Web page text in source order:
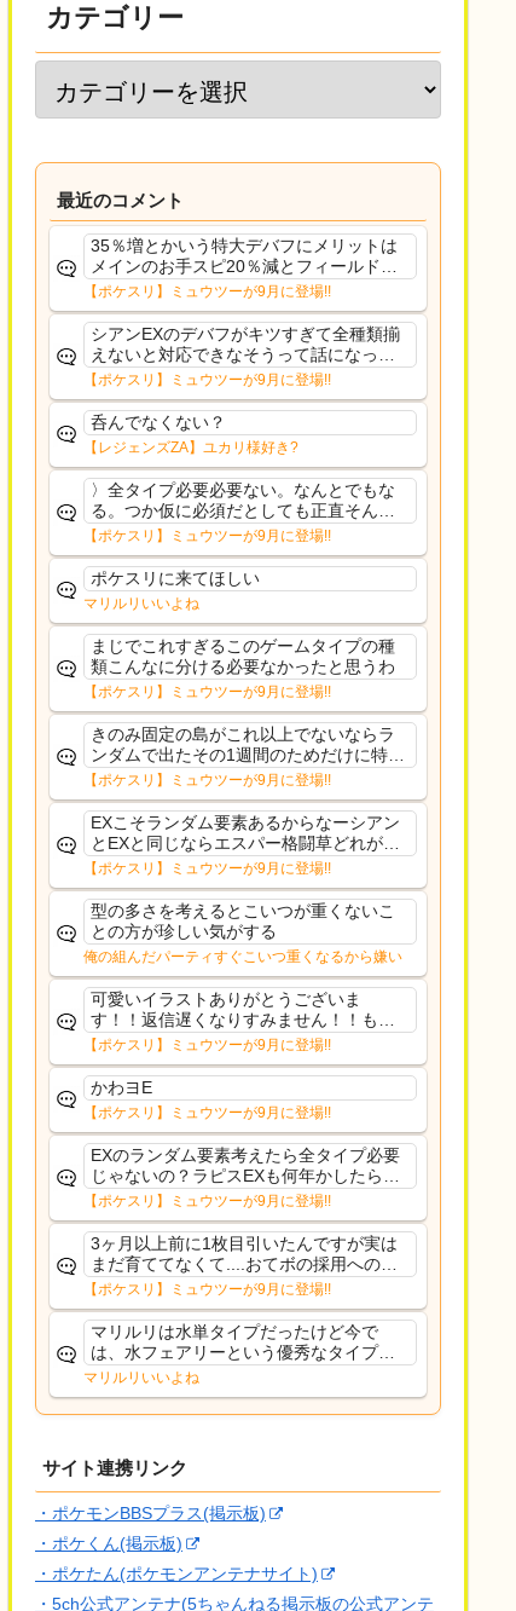
カテゴリー
最近のコメント
35％増とかいう特大デバフにメリットは
メインのお手スピ20％減とフィールド効
果のみフェアリーノーマルとか引いたら
まともに料理も作れないし終わり控えめ
に言ってカス
【ポケスリ】ミュウツーが9月に登場!!
シアンEXのデバフがキツすぎて全種類揃
えないと対応できなそうって話になって
るわ
【ポケスリ】ミュウツーが9月に登場!!
呑んでなくない？
【レジェンズZA】ユカリ様好き?
〉全タイプ必要必要ない。なんとでもな
る。つか仮に必須だとしても正直そんな
もんに付き合う気は無い。運営は時間の
リソースを甘く見すぎなのよ。ポケスリ
やったことないやろうなと思ってる。〉
ラピスEX最短二年後...
【ポケスリ】ミュウツーが9月に登場!!
ポケスリに来てほしい
マリルリいいよね
まじでこれすぎるこのゲームタイプの種
類こんなに分ける必要なかったと思うわ
【ポケスリ】ミュウツーが9月に登場!!
きのみ固定の島がこれ以上でないならラ
ンダムで出たその1週間のためだけに特定
のタイプにリソース割くのなんだかむな
しい気がするわ出番がないってわけじゃ
ないから無駄ではないんだけど
【ポケスリ】ミュウツーが9月に登場!!
EXこそランダム要素あるからなーシアン
とEXと同じならエスパー格闘草どれが事
前に来るか分からんから、積む必要があ
るミュウツーは使いにくくね？って思っ
た
【ポケスリ】ミュウツーが9月に登場!!
型の多さを考えるとこいつが重くないこ
との方が珍しい気がする
俺の組んだパーティすぐこいつ重くなるから嫌い
可愛いイラストありがとうございま
す！！返信遅くなりすみません！！もう
少ししたら通常再開できます！
【ポケスリ】ミュウツーが9月に登場!!
かわヨE
【ポケスリ】ミュウツーが9月に登場!!
EXのランダム要素考えたら全タイプ必要
じゃないの？ラピスEXも何年かしたら来
るだろうし後から厳選したい育てたいっ
て思ってもどうにもならないのがこのゲ
ームだしな
【ポケスリ】ミュウツーが9月に登場!!
3ヶ月以上前に1枚目引いたんですが実は
まだ育ててなくて....おてボの採用への影
響は勉強になります。ありがとうござい
ますオイルはだいぶ強めのABBレントラ
ーいて芋の方が不安なんで1枚目にしよう
かなと思...
【ポケスリ】ミュウツーが9月に登場!!
マリルリは水単タイプだったけど今で
は、水フェアリーという優秀なタイプだ
な、後特性力持ちって見た目と全然違う
な
マリルリいいよね
サイト連携リンク
・ポケモンBBSプラス(掲示板)
・ポケくん(掲示板)
・ポケたん(ポケモンアンテナサイト)
・5ch公式アンテナ(5ちゃんねる掲示板の公式アンテ